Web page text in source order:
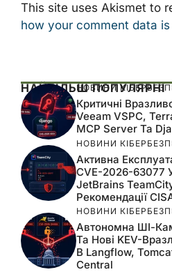
This site uses Akismet to
how your comment data
НАЙБІЛЬШ ПОПУЛЯРНІ
НОВИНИ
Критичні
Veeam VSPC,
MCP Server Та
НОВИНИ
Активна
CVE-2026-63077
JetBrains
Рекомендації
НОВИНИ
Автономна ШІ-
Та Нові KEV-
В Langflow,
Central